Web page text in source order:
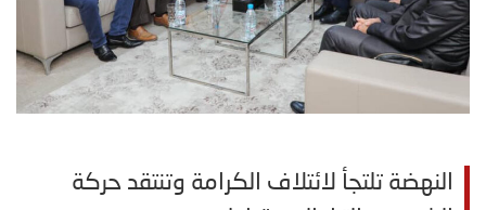
النهضة تلتجأ لائتلاف الكرامة وتنتقد حركة